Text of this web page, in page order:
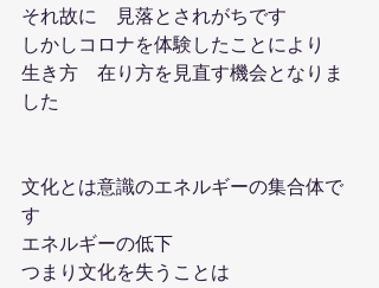
それ故に　見落とされがちです
しかしコロナを体験したことにより
生き方　在り方を見直す機会となりま
した
文化とは意識のエネルギーの集合体で
す
エネルギーの低下
つまり文化を失うことは